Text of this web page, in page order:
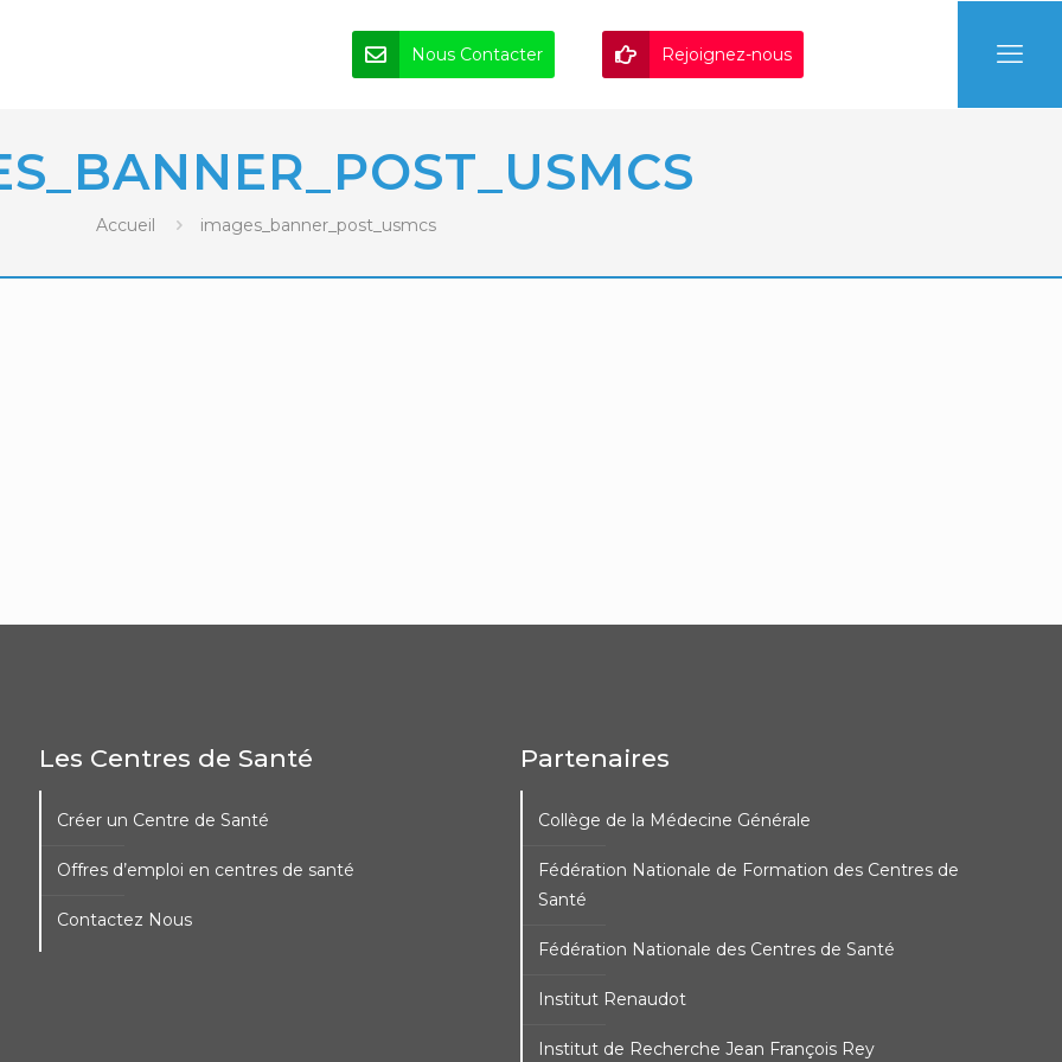
Nous Contacter Rejoignez-nous
Accueil images_banner_post_usmcs
Les Centres de Santé
Créer un Centre de Santé
Offres d’emploi en centres de santé
Contactez Nous
Partenaires
Collège de la Médecine Générale
Fédération Nationale de Formation des Centres de
Santé
Fédération Nationale des Centres de Santé
Institut Renaudot
Institut de Recherche Jean François Rey